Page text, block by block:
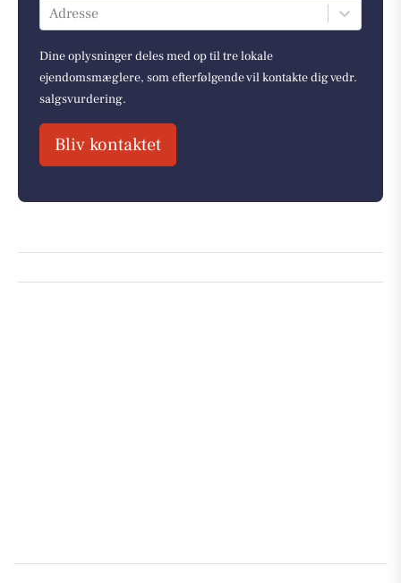
Adresse
Dine oplysninger deles med op til tre lokale
ejendomsmæglere, som efterfølgende vil kontakte dig vedr.
salgsvurdering.
Bliv kontaktet